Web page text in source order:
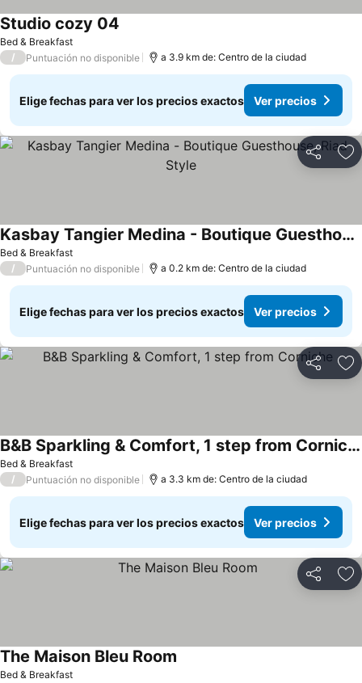
Bed & Breakfast
Studio cozy 04
/ Puntuación no disponible a 3.9 km de: Centro de la ciudad
Elige fechas para ver los precios exactos Ver precios
Compartir
Bed & Breakfast
Kasbay Tangier Medina - Boutique Guesthouse, Riad Style
/ Puntuación no disponible a 0.2 km de: Centro de la ciudad
Elige fechas para ver los precios exactos Ver precios
Compartir
Bed & Breakfast
B&B Sparkling & Comfort, 1 step from Corniche
/ Puntuación no disponible a 3.3 km de: Centro de la ciudad
Elige fechas para ver los precios exactos Ver precios
Compartir
Bed & Breakfast
The Maison Bleu Room